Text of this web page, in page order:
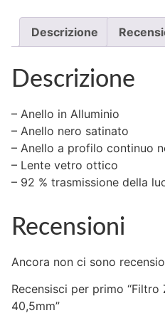
Descrizione
Descrizione
– Anello in Alluminio
– Anello nero satinato
– Anello a profilo continuo
– Lente vetro ottico
– 92 % trasmissione della
Recensioni
Ancora non ci sono
Recensisci per primo “Filtro
40,5mm”